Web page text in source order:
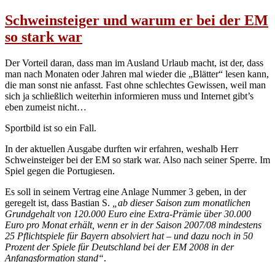
Schweinsteiger und warum er bei der EM
so stark war
Der Vorteil daran, dass man im Ausland Urlaub macht, ist der, dass
man nach Monaten oder Jahren mal wieder die „Blätter“ lesen kann,
die man sonst nie anfasst. Fast ohne schlechtes Gewissen, weil man
sich ja schließlich weiterhin informieren muss und Internet gibt’s
eben zumeist nicht…
Sportbild ist so ein Fall.
In der aktuellen Ausgabe durften wir erfahren, weshalb Herr
Schweinsteiger bei der EM so stark war. Also nach seiner Sperre. Im
Spiel gegen die Portugiesen.
Es soll in seinem Vertrag eine Anlage Nummer 3 geben, in der
geregelt ist, dass Bastian S.
„ab dieser Saison zum monatlichen
Grundgehalt von 120.000 Euro eine Extra-Prämie über 30.000
Euro pro Monat erhält, wenn er in der Saison 2007/08 mindestens
25 Pflichtspiele für Bayern absolviert hat – und dazu noch in 50
Prozent der Spiele für Deutschland bei der EM 2008 in der
Anfangsformation stand“.